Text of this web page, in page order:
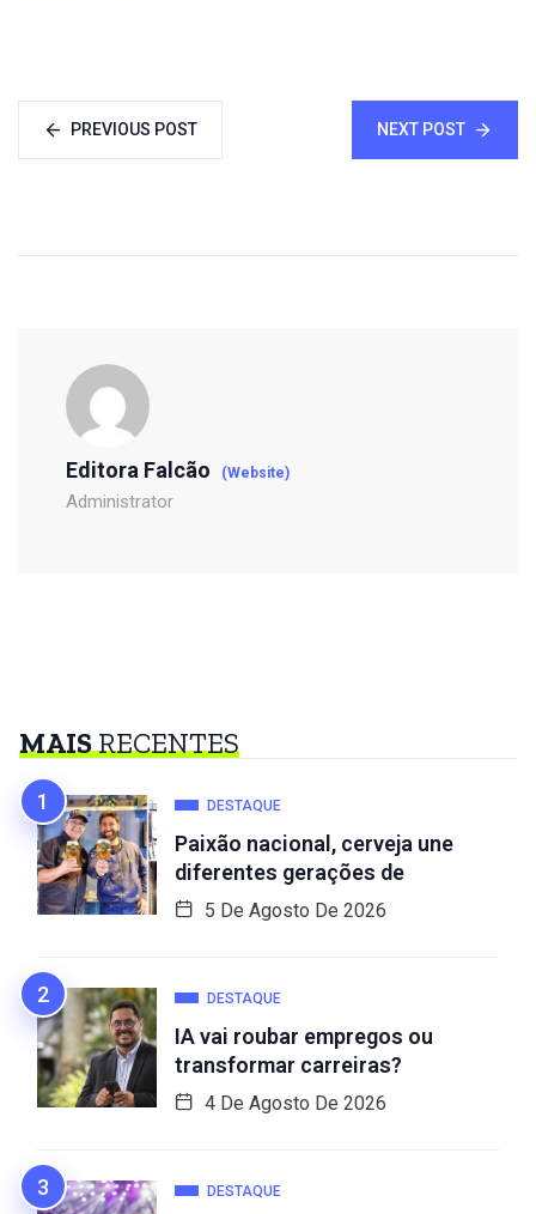
PREVIOUS POST NEXT POST
Editora Falcão (Website)
Administrator
MAISRECENTES
DESTAQUE
Paixão nacional, cerveja une
diferentes gerações de
5 De Agosto De 2026
DESTAQUE
IA vai roubar empregos ou
transformar carreiras?
4 De Agosto De 2026
DESTAQUE